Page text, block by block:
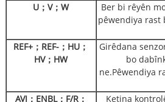
U ；V；W
Ber bi rêyên
pêwendiya rast
REF+ ； REF- ； HU ；
HV； HW
Girêdana
bo
ne.Pêwendiya
AVI ； ENBL； F/R；
Ketina